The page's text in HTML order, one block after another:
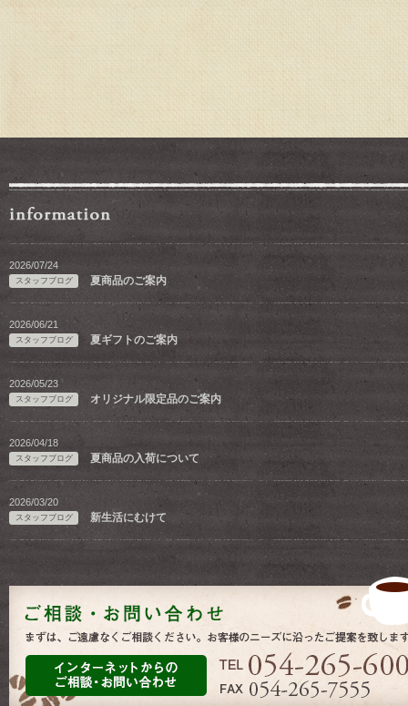
2026/07/24
スタッフブログ 夏商品のご案内
2026/06/21
スタッフブログ 夏ギフトのご案内
2026/05/23
スタッフブログ オリジナル限定品のご案内
2026/04/18
スタッフブログ 夏商品の入荷について
2026/03/20
スタッフブログ 新生活にむけて